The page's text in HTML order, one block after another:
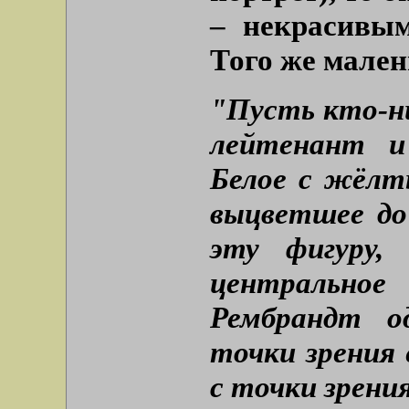
–
Того же
"Пусть кто-
лейтенант
Белое с
выцветшее
эту фигуру,
Рембрандт
точки зрения
с точки